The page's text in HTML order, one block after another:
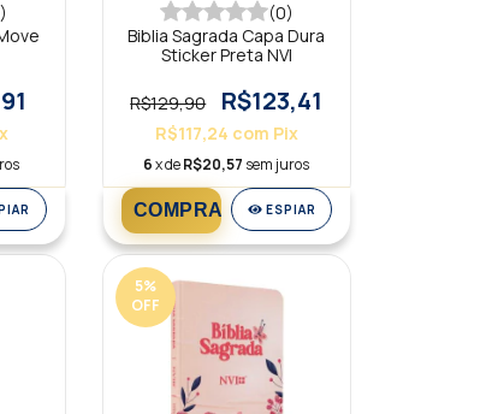
(0)
Biblia Sagrada Capa Dura
Sticker Preta NVI
R$129,90 R$123,41
R$117,24 com Pix
6x deR$20,57 sem juros
ESPIAR
5%
OFF